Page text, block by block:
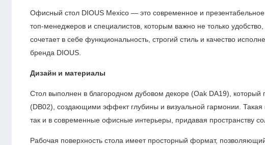
Офисный стол DIOUS Mexico — это современное и
топ-менеджеров и специалистов, которым важно не только
сочетает в себе функциональность, строгий стиль и качество
бренда DIOUS.
Дизайн и материалы
Стол выполнен в благородном дубовом декоре (Oak DA19),
(DB02), создающими эффект глубины и визуальной гармонии. Такая
так и в современные офисные интерьеры, придавая пространству
Рабочая поверхность стола имеет просторный формат,